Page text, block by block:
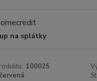
na splátky
100025
červená